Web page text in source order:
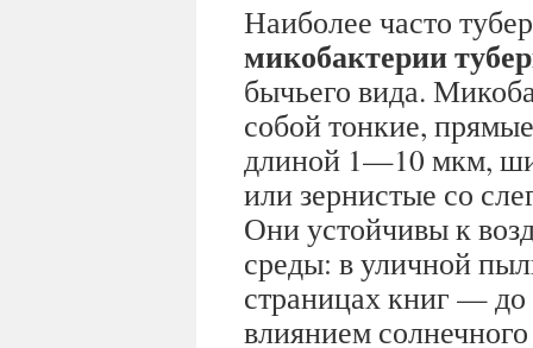
Наиболее часто
микобактерии
бычьего вида.
собой тонкие,
длиной 1—10 мкм,
или зернистые со
Они устойчивы к
среды: в уличной
страницах книг —
влиянием